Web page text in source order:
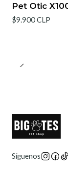
Pet Otic
$9.900 CLP
Síguenos